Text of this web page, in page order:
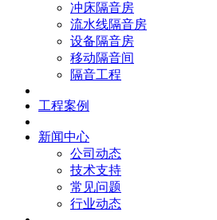
冲床隔音房
流水线隔音房
设备隔音房
移动隔音间
隔音工程
工程案例
新闻中心
公司动态
技术支持
常见问题
行业动态